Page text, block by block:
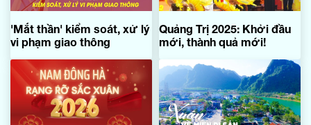
'Mắt thần' kiểm soát, xử lý
vi phạm giao thông
Quảng Trị 2025: Khởi đầu
mới, thành quả mới!